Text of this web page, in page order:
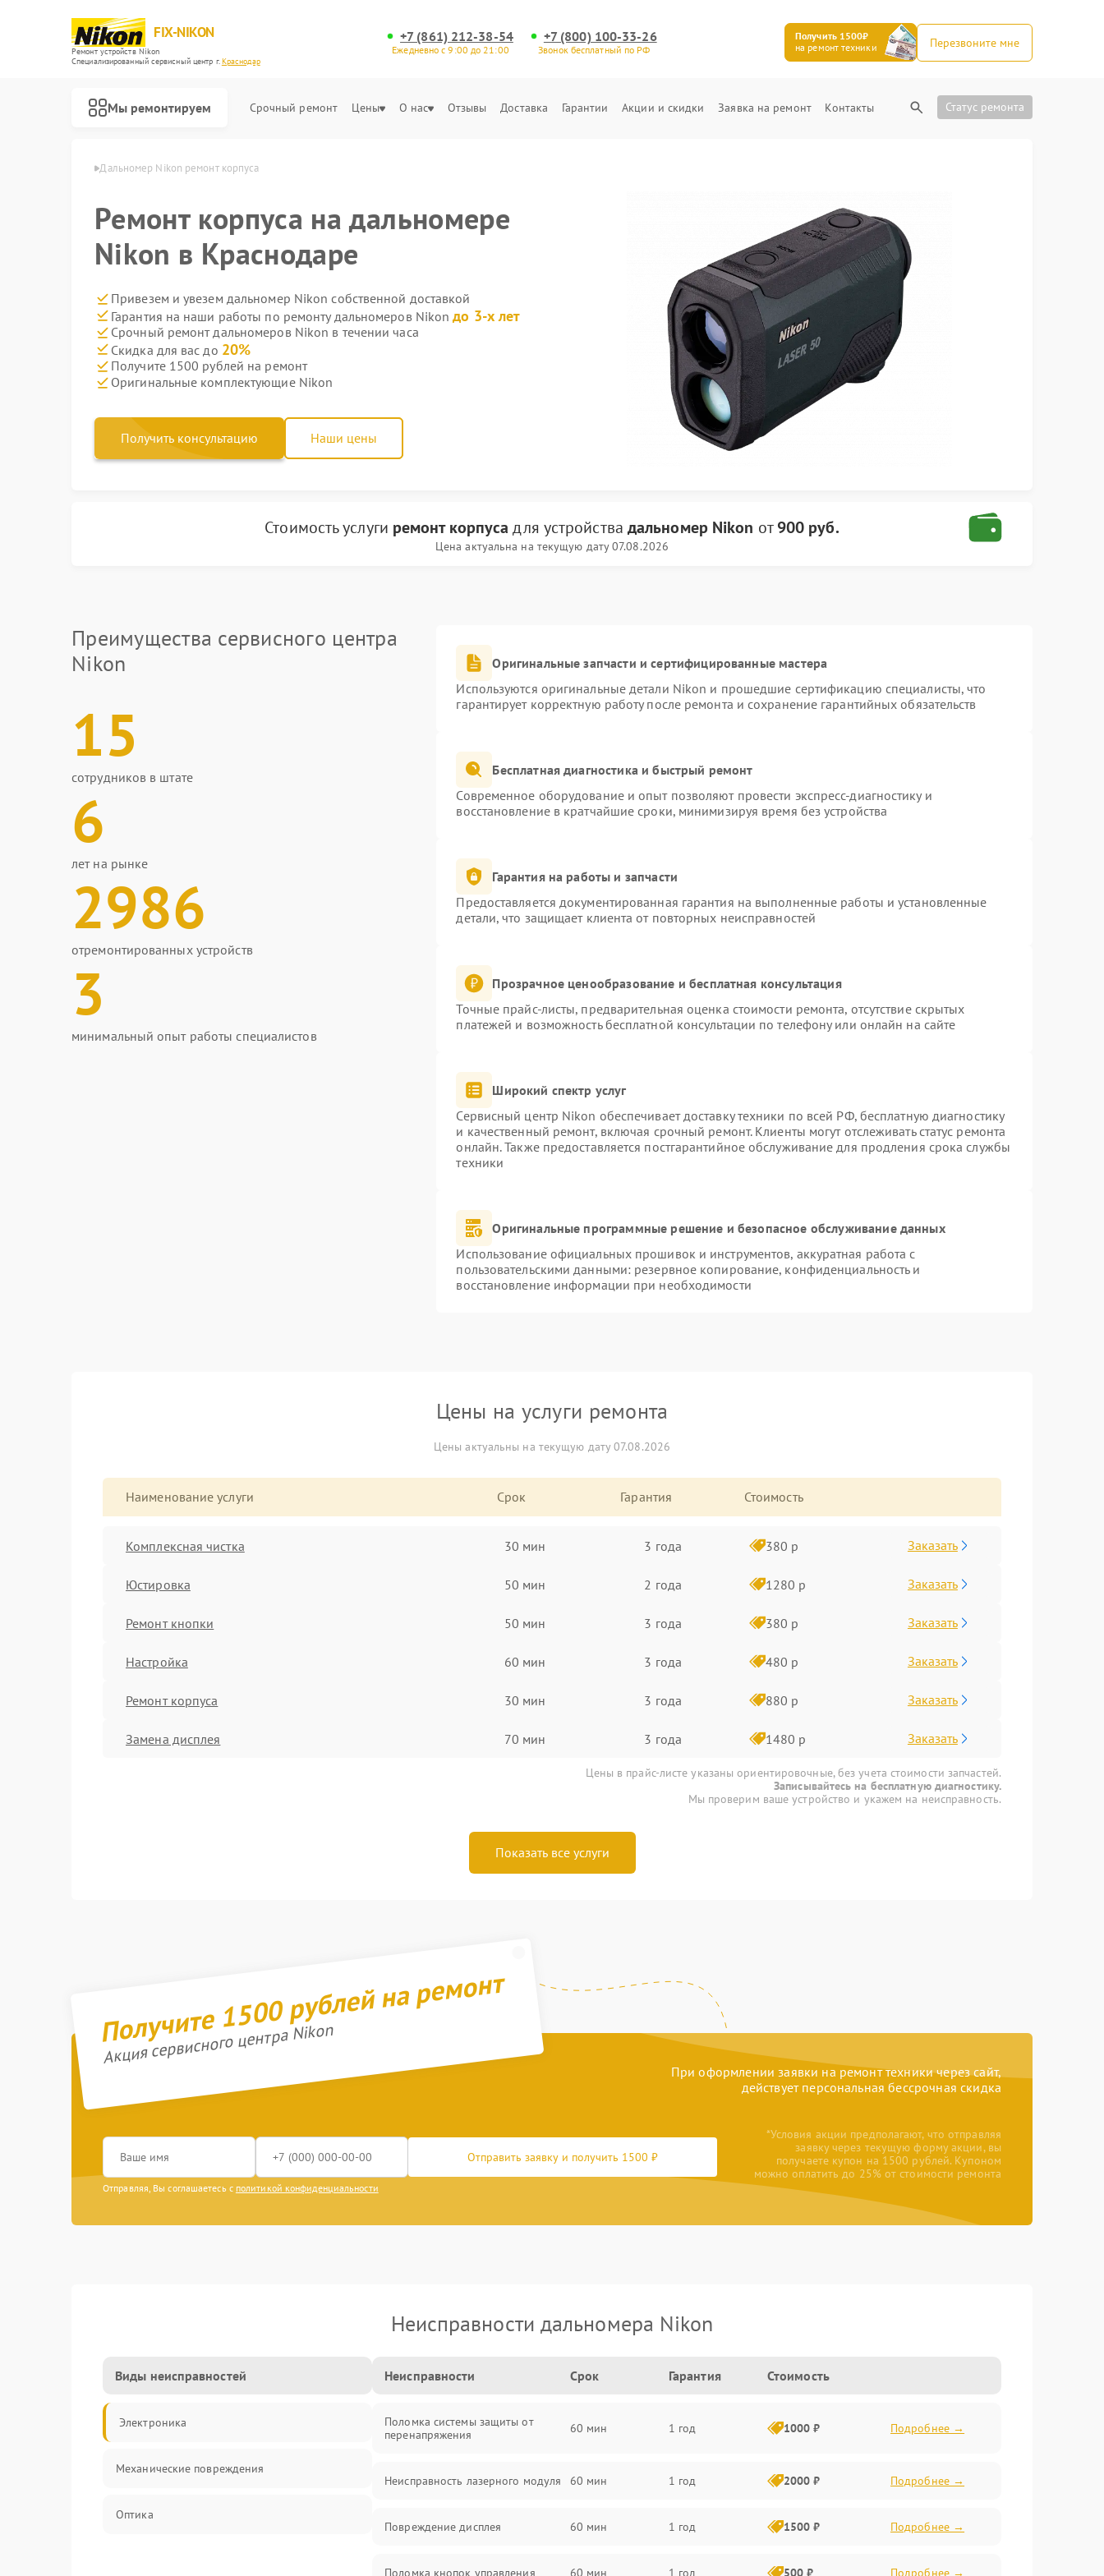
FIX-NIKON
Ремонт устройств Nikon
Специализированный cервисный центр г.Краснодар
+7 (861) 212-38-54
Ежедневно с 9:00 до 21:00
+7 (800) 100-33-26
Звонок бесплатный по РФ
Получить 1500₽
на ремонт техники
Перезвоните мне
Мы ремонтируем Срочный ремонт Цены О нас Отзывы Доставка Гарантии Акции и скидки Заявка на ремонт Контакты Статус ремонта
в Краснодаре Дальномер Nikon ремонт корпуса
Ремонт корпуса на дальномере
Nikon в Краснодаре
Привезем и увезем дальномер Nikon собственной доставкой
Гарантия на наши работы по ремонту дальномеров Nikonдо 3-х лет
Срочный ремонт дальномеров Nikon в течении часа
Скидка для вас до 20%
Получите 1500 рублей на ремонт
Оригинальные комплектующие Nikon
Получить консультацию Наши цены
Стоимость услуги ремонт корпуса для устройства дальномер Nikon от900 руб.
Цена актуальна на текущую дату 07.08.2026
Преимущества сервисного центра
Nikon
15
сотрудников в штате
6
лет на рынке
2986
отремонтированных устройств
3
минимальный опыт работы специалистов
Оригинальные запчасти и сертифицированные мастера
Используются оригинальные детали Nikon и прошедшие сертификацию специалисты, что
гарантирует корректную работу после ремонта и сохранение гарантийных обязательств
Бесплатная диагностика и быстрый ремонт
Современное оборудование и опыт позволяют провести экспресс-диагностику и
восстановление в кратчайшие сроки, минимизируя время без устройства
Гарантия на работы и запчасти
Предоставляется документированная гарантия на выполненные работы и установленные
детали, что защищает клиента от повторных неисправностей
Прозрачное ценообразование и бесплатная консультация
Точные прайс-листы, предварительная оценка стоимости ремонта, отсутствие скрытых
платежей и возможность бесплатной консультации по телефону или онлайн на сайте
Широкий спектр услуг
Сервисный центр Nikon обеспечивает доставку техники по всей РФ, бесплатную диагностику
и качественный ремонт, включая срочный ремонт. Клиенты могут отслеживать статус ремонта
онлайн. Также предоставляется постгарантийное обслуживание для продления срока службы
техники
Оригинальные программные решение и безопасное обслуживание данных
Использование официальных прошивок и инструментов, аккуратная работа с
пользовательскими данными: резервное копирование, конфиденциальность и
восстановление информации при необходимости
Цены на услуги ремонта
Цены актуальны на текущую дату 07.08.2026
Наименование услуги Срок Гарантия Стоимость
Комплексная чистка 30 мин 3 года 380 р Заказать
Юстировка 50 мин 2 года 1280 р Заказать
Ремонт кнопки 50 мин 3 года 380 р Заказать
Настройка 60 мин 3 года 480 р Заказать
Ремонт корпуса 30 мин 3 года 880 р Заказать
Замена дисплея 70 мин 3 года 1480 р Заказать
Цены в прайс-листе указаны ориентировочные, без учета стоимости запчастей.
Записывайтесь на бесплатную диагностику.
Мы проверим ваше устройство и укажем на неисправность.
Показать все услуги
Получите 1500 рублей на ремонт
Акция сервисного центра Nikon
При оформлении заявки на ремонт техники через сайт,
действует персональная бессрочная скидка
Отправить заявку и получить 1500 ₽
Отправляя, Вы соглашаетесь с политикой конфиденциальности
*Условия акции предполагают, что отправляя
заявку через текущую форму акции, вы
получаете купон на 1500 рублей. Купоном
можно оплатить до 25% от стоимости ремонта
Неисправности дальномера Nikon
Виды неисправностей
Электроника
Механические повреждения
Оптика
Неисправности Срок Гарантия Стоимость
Поломка системы защиты от
перенапряжения
60 мин 1 год 1000 ₽ Подробнее →
Неисправность лазерного модуля 60 мин 1 год 2000 ₽ Подробнее →
Повреждение дисплея 60 мин 1 год 1500 ₽ Подробнее →
Поломка кнопок управления 60 мин 1 год 500 ₽ Подробнее →